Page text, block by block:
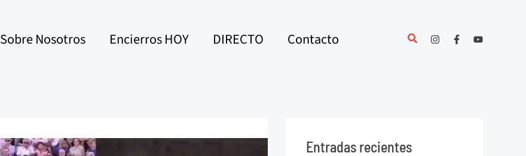
Sobre Nosotros Encierros HOY DIRECTO Contacto
Entradas recientes